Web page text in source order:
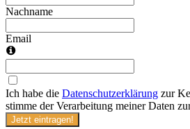
Nachname
Email
Ich habe die Datenschutzerklärung zur
stimme der Verarbeitung meiner Daten
Jetzt eintragen!